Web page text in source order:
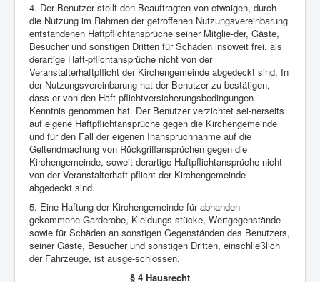
4. Der Benutzer stellt den Beauftragten von etwaigen, durch
die Nutzung im Rahmen der getroffenen Nutzungsvereinbarung
entstandenen Haftpflichtansprüche seiner Mitglie-der, Gäste,
Besucher und sonstigen Dritten für Schäden insoweit frei, als
derartige Haft-pflichtansprüche nicht von der
Veranstalterhaftpflicht der Kirchengemeinde abgedeckt sind. In
der Nutzungsvereinbarung hat der Benutzer zu bestätigen,
dass er von den Haft-pflichtversicherungsbedingungen
Kenntnis genommen hat. Der Benutzer verzichtet sei-nerseits
auf eigene Haftpflichtansprüche gegen die Kirchengemeinde
und für den Fall der eigenen Inanspruchnahme auf die
Geltendmachung von Rückgriffansprüchen gegen die
Kirchengemeinde, soweit derartige Haftpflichtansprüche nicht
von der Veranstalterhaft-pflicht der Kirchengemeinde
abgedeckt sind.
5. Eine Haftung der Kirchengemeinde für abhanden
gekommene Garderobe, Kleidungs-stücke, Wertgegenstände
sowie für Schäden an sonstigen Gegenständen des Benutzers,
seiner Gäste, Besucher und sonstigen Dritten, einschließlich
der Fahrzeuge, ist ausge-schlossen.
§ 4 Hausrecht